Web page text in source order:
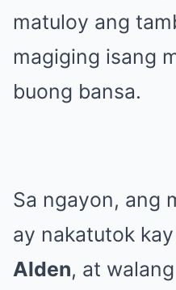
matuloy ang
magiging isang
buong bansa.
Sa ngayon, ang
ay nakatutok kay
Alden, at